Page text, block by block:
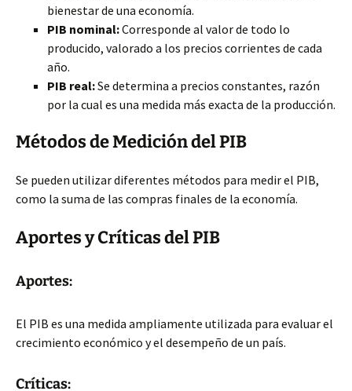
bienestar de una economía.
PIB nominal:Corresponde al valor de todo lo
producido, valorado a los precios corrientes de cada
año.
PIB real:Se determina a precios constantes, razón
por la cual es una medida más exacta de la producción.
Métodos de Medición del PIB
Se pueden utilizar diferentes métodos para medir el PIB,
como la suma de las compras finales de la economía.
Aportes y Críticas del PIB
Aportes:
El PIB es una medida ampliamente utilizada para evaluar el
crecimiento económico y el desempeño de un país.
Críticas: